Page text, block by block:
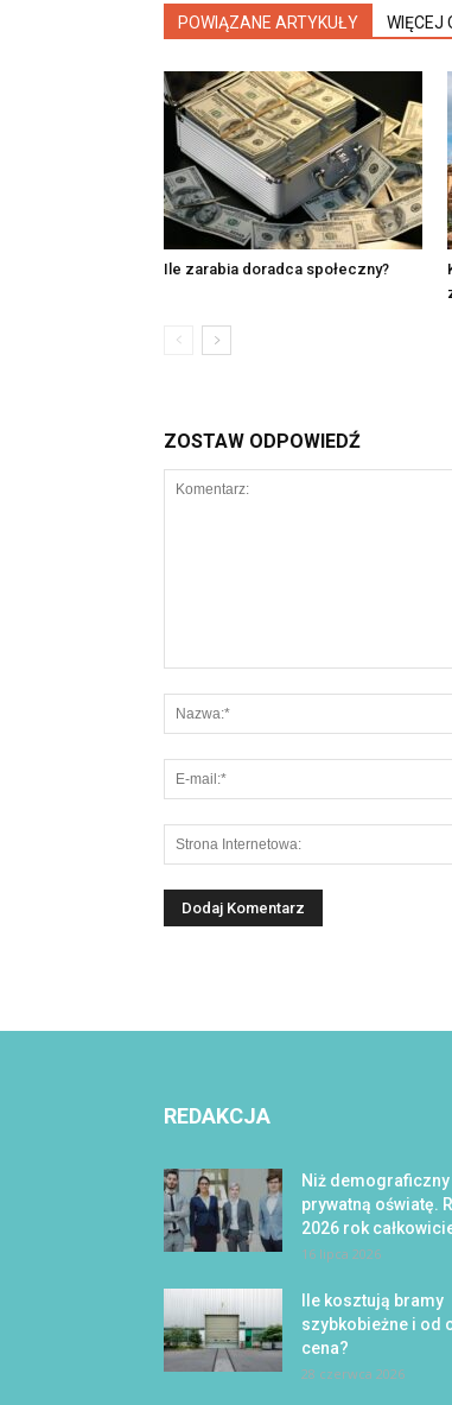
POWIĄZANE ARTYKUŁY WIĘCEJ
Ile zarabia doradca społeczny?
ZOSTAW ODPOWIEDŹ
REDAKCJA
Niż
prywatną oświatę.
2026 rok
16 lipca 2026
Ile kosztują bramy
szybkobieżne i od
cena?
28 czerwca 2026